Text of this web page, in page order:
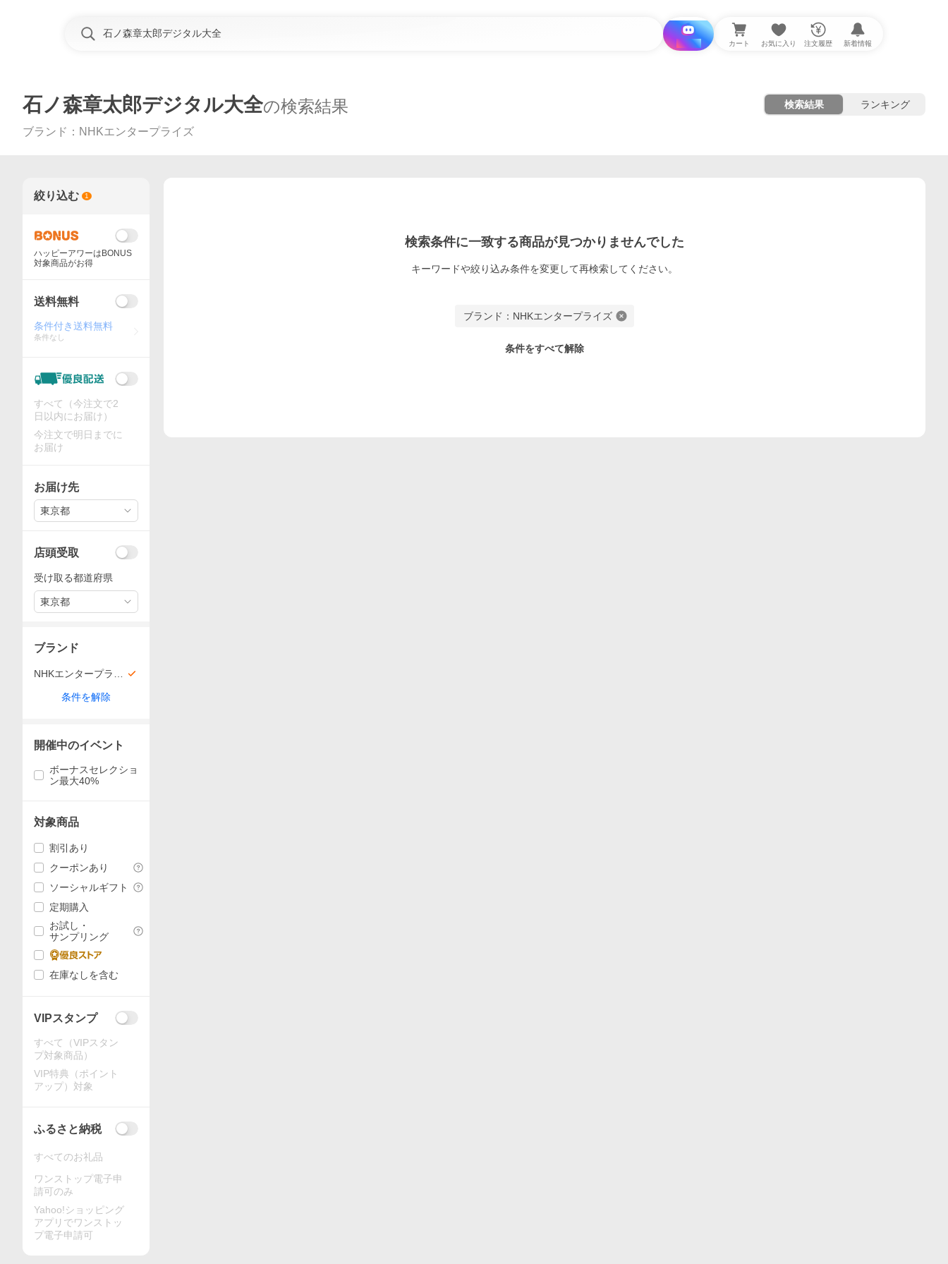
i と探す カート お気に入り 注文履歴 新着情報
石ノ森章太郎デジタル大全の検索結果
ブランド ： NHKエンタープライズ
検索結果 ランキング
検索条件に一致する商品が見つかりませんでした
キーワードや絞り込み条件を変更して再検索してください。
ブランド：NHKエンタープライズ
条件をすべて解除
絞り込む 1
ハッピーアワーはBONUS
対象商品がお得
送料無料
条件付き送料無料
条件なし
すべて（今注文で2
日以内にお届け）
今注文で明日までに
お届け
お届け先
東京都
店頭受取
受け取る都道府県
東京都
ブランド
NHKエンタープライ
条件を解除
開催中のイベント
ボーナスセレクショ
ン最大40%
対象商品
割引あり
クーポンあり
ソーシャルギフト
定期購入
お試し・
サンプリング
在庫なしを含む
VIPスタンプ
すべて（VIPスタン
プ対象商品）
VIP特典（ポイント
アップ）対象
ふるさと納税
すべてのお礼品
ワンストップ電子申
請可のみ
Yahoo!ショッピング
アプリでワンストッ
プ電子申請可